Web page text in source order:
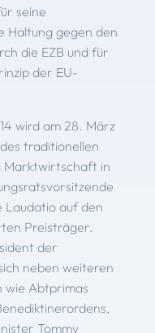
seine
Haltung gegen den
die EZB und für
der EU-
wird am 28. März
traditionellen
Marktwirtschaft in
Laudatio auf den
Preisträger.
der
neben weiteren
wie Abtprimas
Tommy